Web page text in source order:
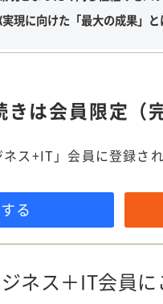
実現に向けた「最大の成果」と
きは会員限定（
ス+IT」会員に登録さ
る
ネス＋IT会員に